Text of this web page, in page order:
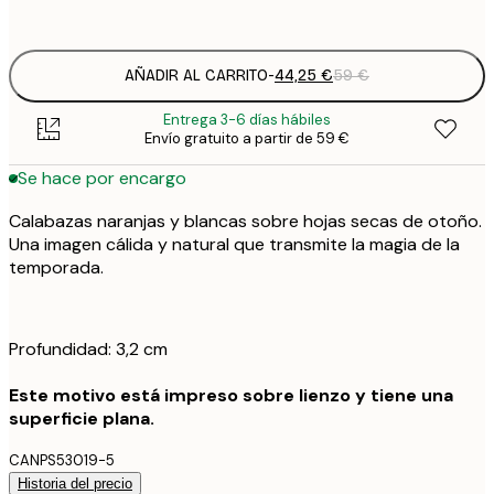
AÑADIR AL CARRITO-44,25 €59 €
Entrega 3-6 días hábiles
Envío gratuito a partir de 59 €
Se hace por encargo
Calabazas naranjas y blancas sobre hojas secas de otoño.
Una imagen cálida y natural que transmite la magia de la
temporada.
Profundidad: 3,2 cm
Este motivo está impreso sobre lienzo y tiene una
superficie plana.
CANPS53019-5
Historia del precio